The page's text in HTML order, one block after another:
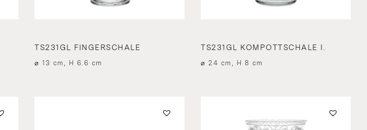
TS231GL FINGERSCHALE
⌀ 13 cm, H 6.6 cm
TS231GL KOMPOTTSCHALE I.
⌀ 24 cm, H 8 cm